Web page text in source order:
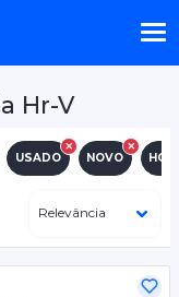
Hr-V
USADO NOVO